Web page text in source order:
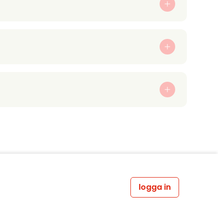
logga in